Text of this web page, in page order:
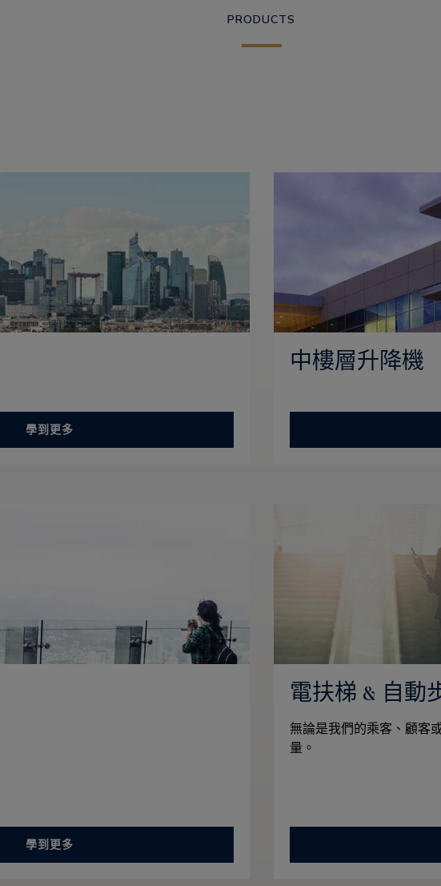
PRODUCTS
學到更多
中樓層升降機
學到更多
電扶梯 & 自動
無論是我們的乘客、顧客
量。